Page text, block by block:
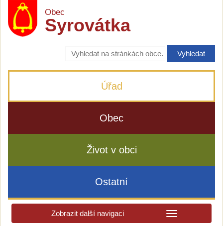
Obec
Syrovátka
Vyhledávání
na
stránkách
Úřad
Obec
Život v obci
Ostatní
Zobrazit další navigaci